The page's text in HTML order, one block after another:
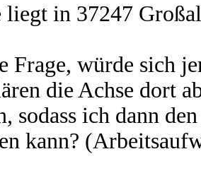
liegt in 37247
Frage, würde sich
die Achse dort
sodass ich dann
kann?